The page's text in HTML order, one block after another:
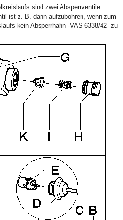
sind zwei Absperrventile
ist z. B. dann aufzubohren, wenn zum
kein Absperrhahn -VAS 6338/42- zu